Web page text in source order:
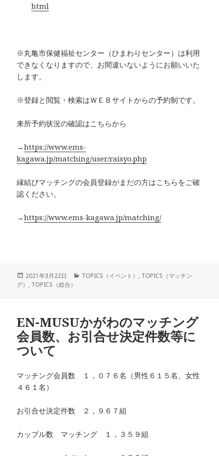
html
※丸亀市保健福祉センター（ひまわりセンター）は利用
できなくなりますので、お間違いないようにお願いいた
します。
※登録と閲覧・検索はＷＥＢサイトからの予約制です。
来所予約状況の確認はこちらから
→https://www.ems-
kagawa.jp/matching/user/raisyo.php
縁結びマッチングの会員登録がまだの方はこちらをご確
認ください。
→https://www.ems-kagawa.jp/matching/
投
2021年3月22日
カ
TOPICS（イベント） , TOPICS（マッチン
グ） , TOPICS（総合）
EN-MUSUかがわのマッチング
会員数、お引合せ決定件数等に
ついて
マッチング会員数 １，０７６名（男性６１５名、女性
４６１名）
お引合せ決定件数 ２，９６７組
カップル数 マッチング １，３５９組